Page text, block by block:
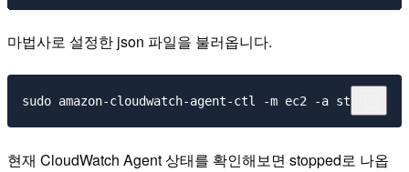
마법사로 설정한 json 파일을 불러옵니다.
현재 CloudWatch Agent 상태를 확인해보면 stopped로 나옵